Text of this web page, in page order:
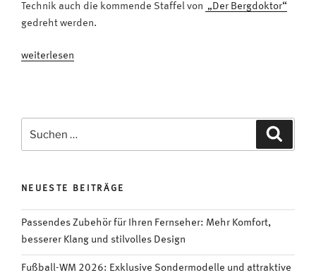
Technik auch die kommende Staffel von „Der Bergdoktor“
gedreht werden.
„TV-
Erste
werden
in
UHD
und
HDR
weiterlesen
nach:
NEUESTE BEITRÄGE
Passendes Zubehör für Ihren Fernseher: Mehr Komfort,
besserer Klang und stilvolles Design
Fußball-WM 2026: Exklusive Sondermodelle und attraktive